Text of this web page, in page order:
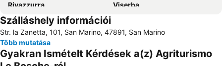
Rivazzurra
Viserba
Lido Mare - Rimini
Viserbella
Torre Pedrera
Beach Village
Beach 75
Riccione Terme
Bagni Lido di Classe
Szálláshely információi
Str. la Zanetta, 101, San Marino, 47891, San Marino
Több mutatása
Gyakran Ismételt Kérdések a(z) Agriturismo